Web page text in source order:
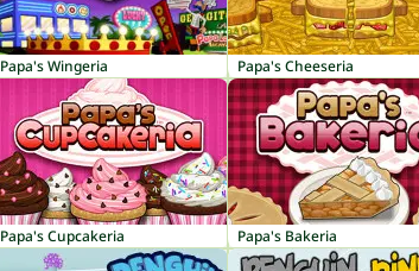
Papa's Wingeria Papa's Cheeseria
Papa's Cupcakeria Papa's Bakeria